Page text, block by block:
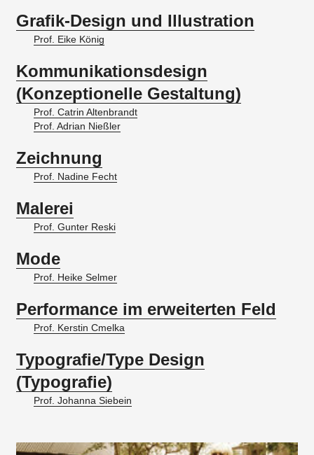
Grafik-Design und Illustration
Prof. Eike König
Kommunikationsdesign
(Konzeptionelle Gestaltung)
Prof. Catrin Altenbrandt
Prof. Adrian Nießler
Zeichnung
Prof. Nadine Fecht
Malerei
Prof. Gunter Reski
Mode
Prof. Heike Selmer
Performance im erweiterten Feld
Prof. Kerstin Cmelka
Typografie/Type Design
(Typografie)
Prof. Johanna Siebein